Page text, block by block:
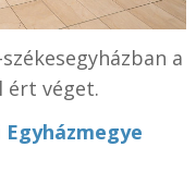
a
ért véget.